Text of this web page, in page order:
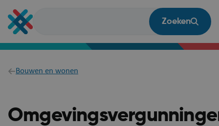
en
naar
inhoud
Zoeken
Breadcrumb
Bouwen en wonen